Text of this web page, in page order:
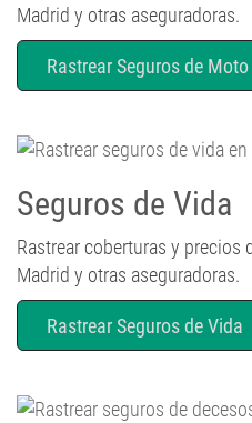
Madrid y otras aseguradoras.
Rastrear Seguros de Moto
Seguros de Vida
Rastrear coberturas y precios
Madrid y otras aseguradoras.
Rastrear Seguros de Vida